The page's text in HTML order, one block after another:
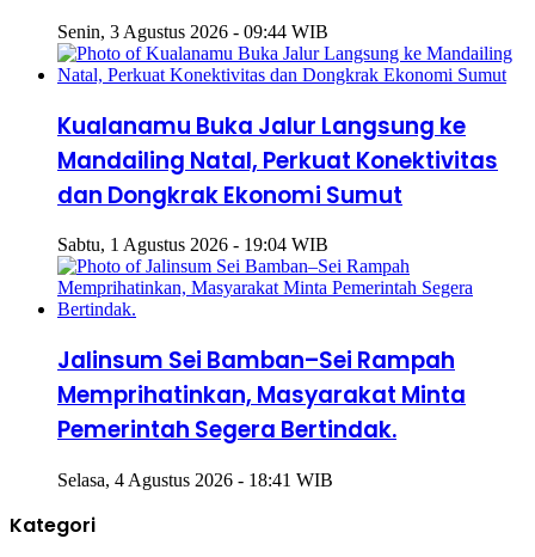
Senin, 3 Agustus 2026 - 09:44 WIB
Kualanamu Buka Jalur Langsung ke
Mandailing Natal, Perkuat Konektivitas
dan Dongkrak Ekonomi Sumut
Sabtu, 1 Agustus 2026 - 19:04 WIB
Jalinsum Sei Bamban–Sei Rampah
Memprihatinkan, Masyarakat Minta
Pemerintah Segera Bertindak.
Selasa, 4 Agustus 2026 - 18:41 WIB
Kategori